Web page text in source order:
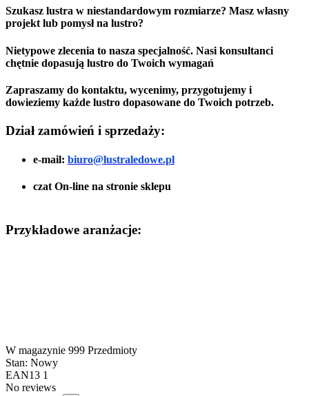
Szukasz lustra w niestandardowym rozmiarze? Masz własny
projekt lub pomysł na lustro?
Nietypowe zlecenia to nasza specjalność. Nasi konsultanci
chętnie dopasują lustro do Twoich wymagań
Zapraszamy do kontaktu, wycenimy, przygotujemy i
dowieziemy każde lustro dopasowane do Twoich potrzeb.
Dział zamówień i sprzedaży:
e-mail: biuro@lustraledowe.pl
czat On-line na stronie sklepu
Przykładowe aranżacje:
W magazynie 999 Przedmioty
Stan: Nowy
EAN13 1
No reviews